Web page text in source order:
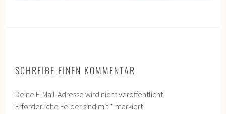
SCHREIBE EINEN KOMMENTAR
Deine E-Mail-Adresse wird nicht veröffentlicht.
Erforderliche Felder sind mit* markiert